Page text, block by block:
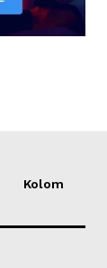
Kolom